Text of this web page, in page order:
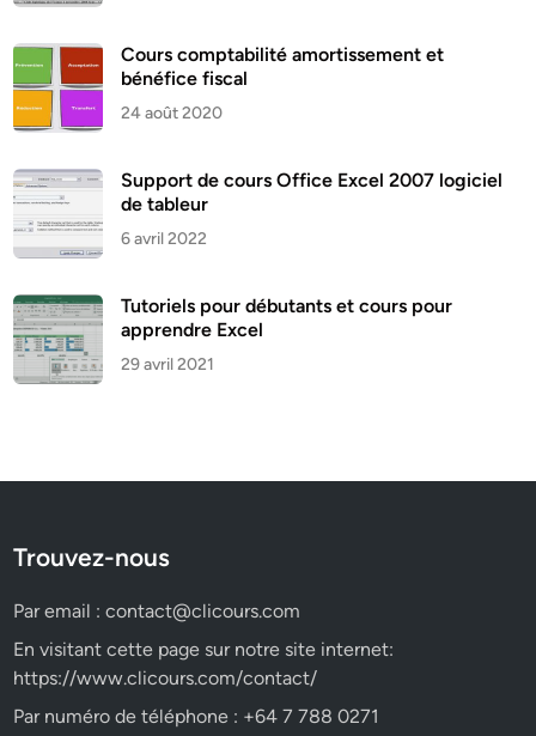
Cours comptabilité amortissement et
bénéfice fiscal
24 août 2020
Support de cours Office Excel 2007 logiciel
de tableur
6 avril 2022
Tutoriels pour débutants et cours pour
apprendre Excel
29 avril 2021
Trouvez-nous
Par email :contact@clicours.com
En visitant cette page sur notre site internet:
https://www.clicours.com/contact/
Par numéro de téléphone : +64 7 788 0271